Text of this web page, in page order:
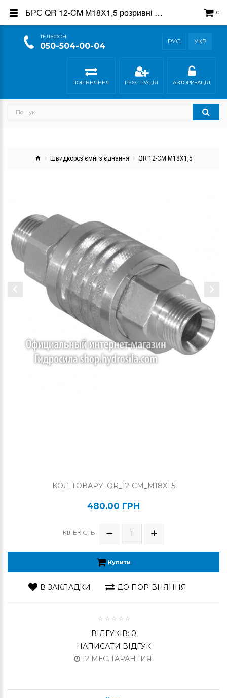
ТEЛЕФОН
050-504-00-04
РУС УКР
0
ПОРІВНЯННЯ РЕЄСТРАЦІЯ АВТОРИЗАЦІЯ
Швидкороз'ємні з'єднання QR 12-CM M18X1,5
КОД ТОВАРУ: QR_12-CM_M18X1,5
480.00 ГРН
КІЛЬКІСТЬ
Купити
В ЗАКЛАДКИ ДО ПОРІВНЯННЯ
ВІДГУКІВ: 0
НАПИСАТИ ВІДГУК
12 МЕС. ГАРАНТИЯ!
БРС QR 12-CM M18X1,5 розривні муфти - купити в магазині Гідросила